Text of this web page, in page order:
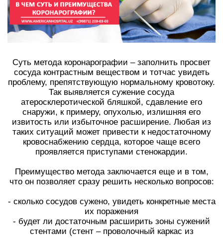
Суть метода коронарографии – заполнить просвет
сосуда контрастным веществом и тотчас увидеть
проблему, препятствующую нормальному кровотоку.
Так выявляется сужение сосуда
атеросклеротической бляшкой, сдавление его
снаружи, к примеру, опухолью, излишняя его
извитость или избыточное расширение. Любая из
таких ситуаций может привести к недостаточному
кровоснабжению сердца, которое чаще всего
проявляется приступами стенокардии.
Преимущество метода заключается еще и в том,
что он позволяет сразу решить несколько вопросов:
- сколько сосудов сужено, увидеть конкретные места
их поражения
- будет ли достаточным расширить зоны сужений
стентами (стент – проволочный каркас из